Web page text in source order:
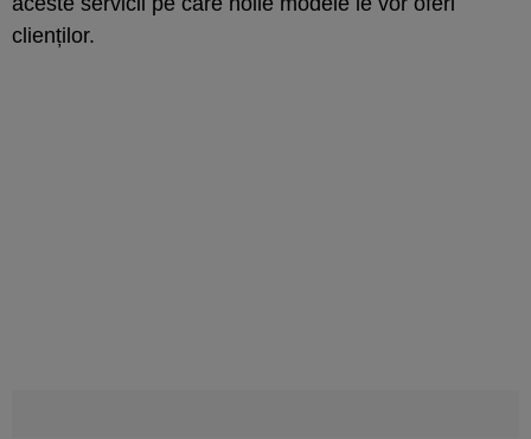
clienților.